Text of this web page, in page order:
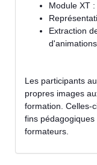
Module XT
Extraction
Les participants
propres images
formation. Celles-
fins
formateurs.